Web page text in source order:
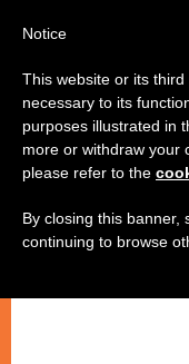
Notice
This website or its
necessary to its
purposes illustrated in
more or withdraw your
please refer to the
By closing this banner,
continuing to browse